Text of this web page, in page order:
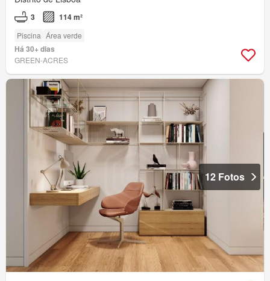
3 114 m²
Piscina Área verde
Há 30+ dias
GREEN-ACRES
12 Fotos